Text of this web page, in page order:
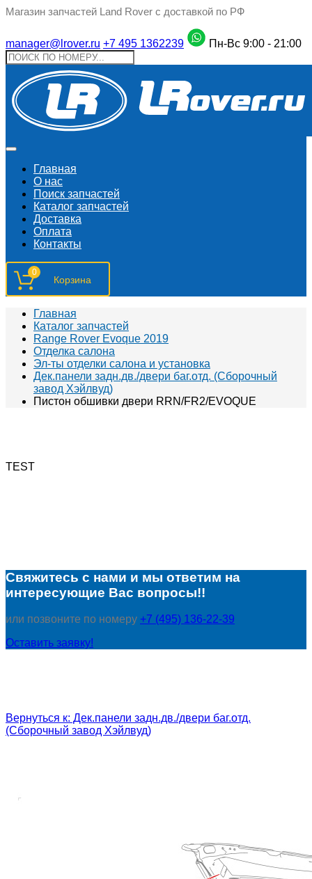
Магазин запчастей Land Rover с доставкой по РФ
manager@lrover.ru +7 495 1362239 Пн-Вс 9:00 - 21:00
Главная
О нас
Поиск запчастeй
Каталог запчастей
Доставка
Оплата
Контакты
0
Главная
Каталог запчастей
Range Rover Evoque 2019
Отделка салона
Эл-ты отделки салона и установка
Дек.панели задн.дв./двери баг.отд. (Сборочный
завод Хэйлвуд)
Пистон обшивки двери RRN/FR2/EVOQUE
TEST
Свяжитесь с нами и мы ответим на
интересующие Вас вопросы!!
или позвоните по номеру +7 (495) 136-22-39
Оставить заявку!
Вернуться к: Дек.панели задн.дв./двери баг.отд.
(Сборочный завод Хэйлвуд)